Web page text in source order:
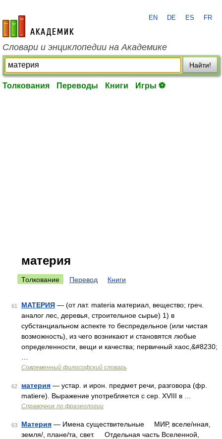
academic.ru
EN DE ES FR
Словари и энциклопедии на Академике
Найти!
Толкования Переводы Книги Игры ⚽
материя
Толкование Перевод Книги
61 МАТЕРИЯ — (от лат. materia материал, вещество; греч.
аналог лес, деревья, строительное сырье) 1) в
субстанциальном аспекте то беспредельное (или чистая
возможность), из чего возникают и становятся любые
определенности, вещи и качества; первичный хаос,&#8230;
Современный философский словарь
62 материя — устар. и ирон. предмет речи, разговора (фр.
matiere). Выражение употребляется с сер. XVIII в …
Справочник по фразеологии
63 Материя — Имена существительные МИР, вселе/нная,
земля/, плане/та, свет. Отдельная часть Вселенной,